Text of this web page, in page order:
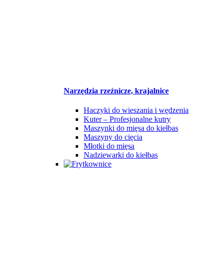
Narzędzia rzeźnicze, krajalnice
Haczyki do wieszania i wędzenia
Kuter – Profesjonalne kutry
Maszynki do mięsa do kiełbas
Maszyny do cięcia
Młotki do mięsa
Nadziewarki do kiełbas